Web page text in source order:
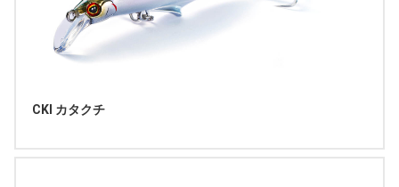
CKI カタクチ